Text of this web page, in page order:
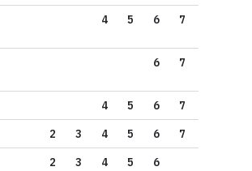
4 5 6 7
6 7
4 5 6
7
2 3 4 5 6
7
2 3 4 5
6